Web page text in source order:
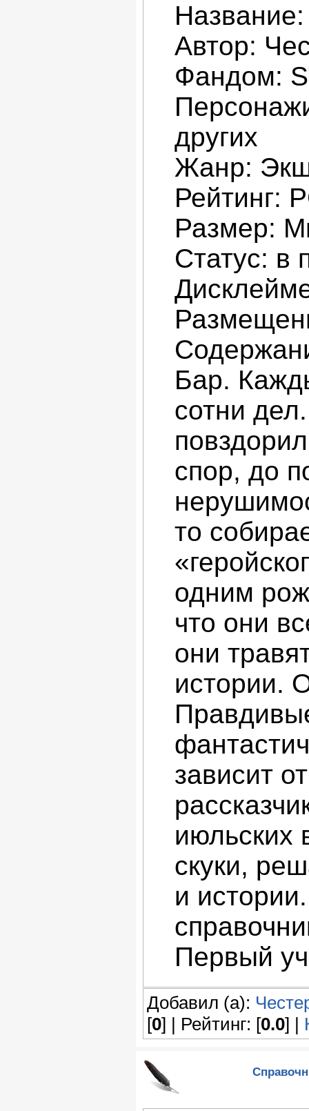
Автор:
Фандом:
других
Жанр:
Рейтинг:
Размер:
Статус: в
Бар.
сотни
спор, до
то
одним
что они
они
истории.
зависит
июльских
скуки,
и
Первый
Добавил (а):
[0] | Рейтинг: [0.0] |